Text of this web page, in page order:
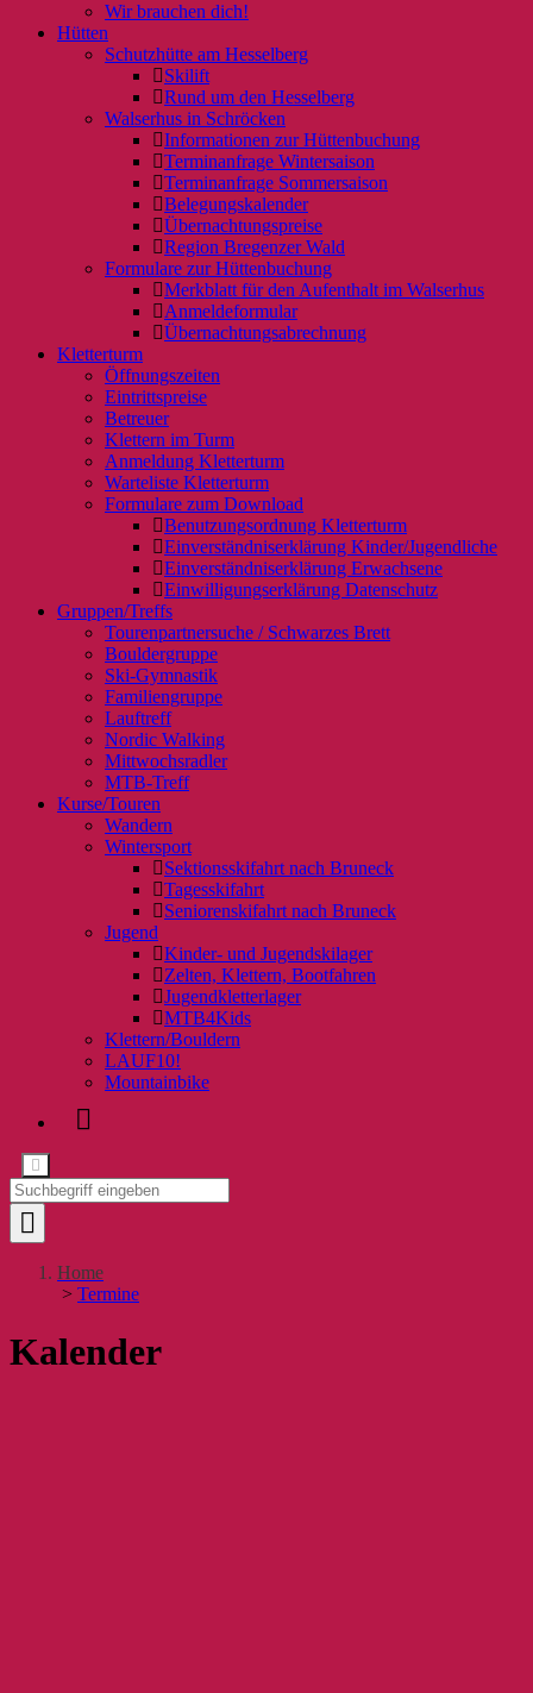
Wir brauchen dich!
Hütten
Schutzhütte am Hesselberg
Skilift
Rund um den Hesselberg
Walserhus in Schröcken
Informationen zur Hüttenbuchung
Terminanfrage Wintersaison
Terminanfrage Sommersaison
Belegungskalender
Übernachtungspreise
Region Bregenzer Wald
Formulare zur Hüttenbuchung
Merkblatt für den Aufenthalt im Walserhus
Anmeldeformular
Übernachtungsabrechnung
Kletterturm
Öffnungszeiten
Eintrittspreise
Betreuer
Klettern im Turm
Anmeldung Kletterturm
Warteliste Kletterturm
Formulare zum Download
Benutzungsordnung Kletterturm
Einverständniserklärung Kinder/Jugendliche
Einverständniserklärung Erwachsene
Einwilligungserklärung Datenschutz
Gruppen/Treffs
Tourenpartnersuche / Schwarzes Brett
Bouldergruppe
Ski-Gymnastik
Familiengruppe
Lauftreff
Nordic Walking
Mittwochsradler
MTB-Treff
Kurse/Touren
Wandern
Wintersport
Sektionsskifahrt nach Bruneck
Tagesskifahrt
Seniorenskifahrt nach Bruneck
Jugend
Kinder- und Jugendskilager
Zelten, Klettern, Bootfahren
Jugendkletterlager
MTB4Kids
Klettern/Bouldern
LAUF10!
Mountainbike
Home
> Termine
Kalender